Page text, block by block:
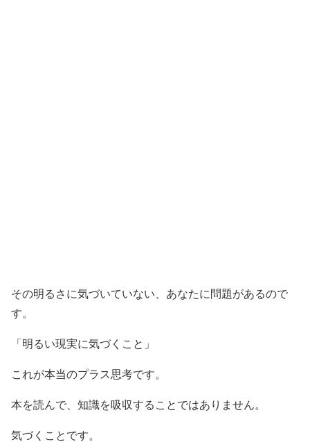
その明るさに気づいていない、あなたに問題があるので
す。
「明るい現実に気づくこと」
これが本当のプラス思考です。
本を読んで、知識を吸収することではありません。
気づくことです。